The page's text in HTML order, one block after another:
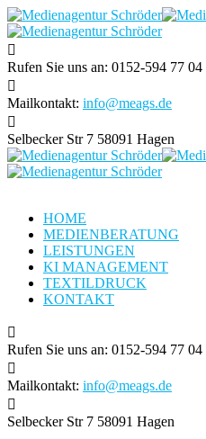
Rufen Sie uns an: 0152-594 77 04
Mailkontakt: info@meags.de
Selbecker Str 7 58091 Hagen
HOME
MEDIENBERATUNG
LEISTUNGEN
KI MANAGEMENT
TEXTILDRUCK
KONTAKT
Rufen Sie uns an: 0152-594 77 04
Mailkontakt: info@meags.de
Selbecker Str 7 58091 Hagen